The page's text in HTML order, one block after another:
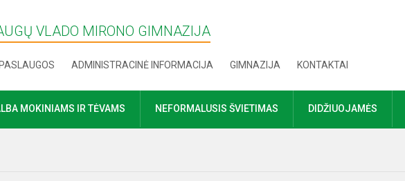
VLADO MIRONO GIMNAZIJA
PASLAUGOS ADMINISTRACINĖ INFORMACIJA GIMNAZIJA KONTAKTAI
MOKINIAMS IR TĖVAMS NEFORMALUSIS ŠVIETIMAS DIDŽIUOJAMĖS